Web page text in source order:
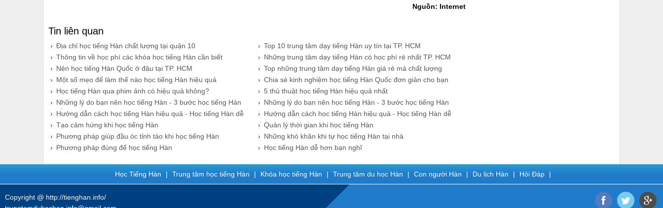
Nguồn: Internet
Tin liên quan
Địa chỉ học tiếng Hàn chất lượng tại quận 10
Top 10 trung tâm dạy tiếng Hàn uy tín tại TP. HCM
Thông tin về học phí các khóa học tiếng Hàn cần biết
Những trung tâm dạy tiếng Hàn có học phí rẻ nhất TP. HCM
Nên học tiếng Hàn Quốc ở đâu tại TP. HCM
Top những trung tâm dạy tiếng Hàn giá rẻ mà chất lượng
​Một số mẹo để làm thế nào học tiếng Hàn hiệu quả
Chia sẻ kinh nghiệm học tiếng Hàn Quốc đơn giản cho bạn
Học tiếng Hàn qua phim ảnh có hiệu quả không?
5 thủ thuật học tiếng Hàn hiệu quả nhất
Những lý do bạn nên học tiếng Hàn - 3 bước học tiếng Hàn
tốt 2
​Những lý do bạn nên học tiếng Hàn - 3 bước học tiếng Hàn
1
​Hướng dẫn cách học tiếng Hàn hiệu quả - Học tiếng Hàn dễ
2
​Hướng dẫn cách học tiếng Hàn hiệu quả - Học tiếng Hàn dễ
1
Tạo cảm hứng khi học tiếng Hàn
Quản lý thời gian khi học tiếng Hàn
Phương pháp giúp đầu óc tỉnh táo khi học tiếng Hàn
Những khó khăn khi tự học tiếng Hàn tại nhà
Phương pháp đúng để học tiếng Hàn
Học tiếng Hàn dễ hơn bạn nghĩ
Học Tiếng Hàn | Trung tâm học tiếng Hàn | Khóa học tiếng Hàn | Trung tâm du học Hàn | Con người Hàn | Du lịch Hàn | Hỏi Đáp |
Copyright @ http://tienghan.info/